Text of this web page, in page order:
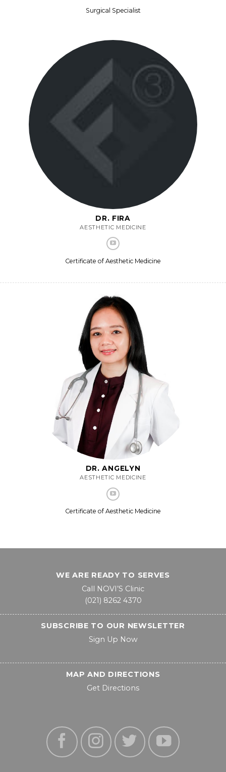
Surgical Specialist
DR. FIRA
AESTHETIC MEDICINE
Certificate of Aesthetic Medicine
DR. ANGELYN
AESTHETIC MEDICINE
Certificate of Aesthetic Medicine
WE ARE READY TO SERVES
Call NOVI’S Clinic
(021) 8262 4370
SUBSCRIBE TO OUR NEWSLETTER
Sign Up Now
MAP AND DIRECTIONS
Get Directions